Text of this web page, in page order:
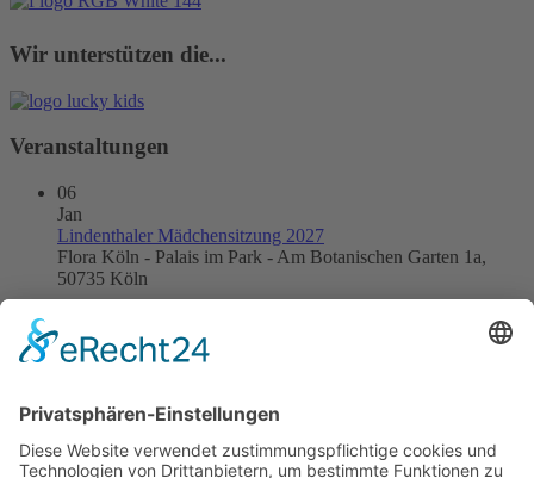
Wir unterstützen die...
Veranstaltungen
06
Jan
Lindenthaler Mädchensitzung 2027
Flora Köln - Palais im Park - Am Botanischen Garten 1a,
50735 Köln
Jan
Kneipensitzung 2027
Jan
Kinderkostümsitzung 2027